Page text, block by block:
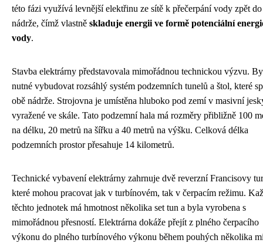
této fázi využívá levnější elektřinu ze sítě k přečerpání vody zpět
nádrže, čímž vlastně skladuje energii ve formě potenciální
vody.
Stavba elektrárny představovala mimořádnou technickou výzvu.
nutné vybudovat rozsáhlý systém podzemních tunelů a štol, které
obě nádrže. Strojovna je umístěna hluboko pod zemí v masivní
vyražené ve skále. Tato podzemní hala má rozměry přibližně 100
na délku, 20 metrů na šířku a 40 metrů na výšku. Celková délka
podzemních prostor přesahuje 14 kilometrů.
Technické vybavení elektrárny zahrnuje dvě reverzní Francisovy
které mohou pracovat jak v turbínovém, tak v čerpacím režimu.
těchto jednotek má hmotnost několika set tun a byla vyrobena s
mimořádnou přesností. Elektrárna dokáže přejít z plného čerpacího
výkonu do plného turbínového výkonu během pouhých několika